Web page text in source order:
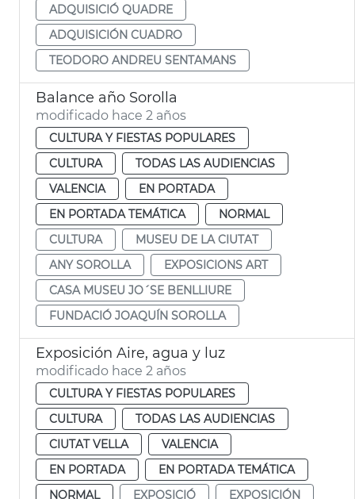
ADQUISICIÓ QUADRE
ADQUISICIÓN CUADRO
TEODORO ANDREU SENTAMANS
Balance año Sorolla
modificado hace 2 años
CULTURA Y FIESTAS POPULARES
CULTURA
TODAS LAS AUDIENCIAS
VALENCIA
EN PORTADA
EN PORTADA TEMÁTICA
NORMAL
CULTURA
MUSEU DE LA CIUTAT
ANY SOROLLA
EXPOSICIONS ART
CASA MUSEU JO´SE BENLLIURE
FUNDACIÓ JOAQUÍN SOROLLA
Exposición Aire, agua y luz
modificado hace 2 años
CULTURA Y FIESTAS POPULARES
CULTURA
TODAS LAS AUDIENCIAS
CIUTAT VELLA
VALENCIA
EN PORTADA
EN PORTADA TEMÁTICA
NORMAL
EXPOSICIÓ
EXPOSICIÓN